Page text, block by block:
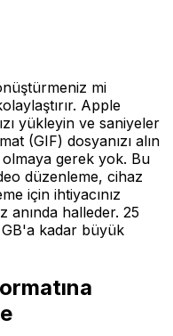
mi
Apple
yükleyin ve saniyeler
(GIF) dosyanızı alın
gerek yok. Bu
düzenleme, cihaz
için ihtiyacınız
halleder. 25
kadar büyük